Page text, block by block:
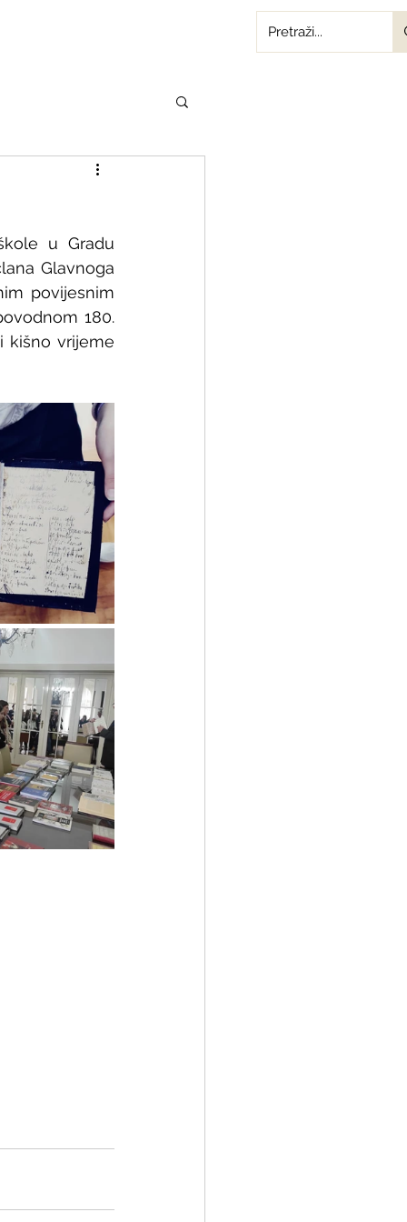
u Gradu
Glavnoga
povijesnim
180.
kišno vrijeme